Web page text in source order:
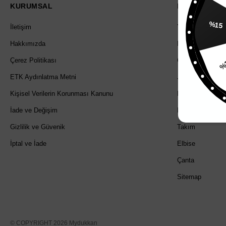
KURUMSAL
İletişim
Hakkımızda
Çerez Politikası
ETK Aydınlatma Metni
Kişisel Verilerin Korunması Kanunu
İade ve Değişim
Gizlilik ve Güvenik
İptal ve İade
POPÜLER
Yeni Gelenler
Fırsat Ürünleri
Çok Satanlar
Jean
Takım
Elbise
Çanta
Sitemap
© COPYRIGHT 2026 Mydukkan
%15